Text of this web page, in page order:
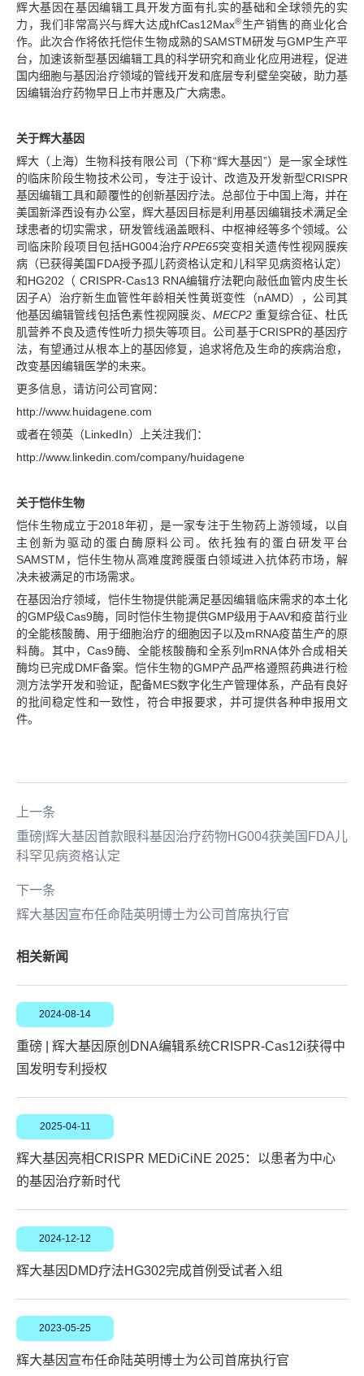
辉大基因在基因编辑工具开发方面有扎实的基础和全球领先的实
力，我们非常高兴与辉大达成hfCas12Max®生产销售的商业化合
作。此次合作将依托恺佧生物成熟的SAMSTM研发与GMP生产平
台，加速该新型基因编辑工具的科学研究和商业化应用进程，促进
国内细胞与基因治疗领域的管线开发和底层专利壁垒突破，助力基
因编辑治疗药物早日上市并惠及广大病患。
关于辉大基因
辉大（上海）生物科技有限公司（下称“辉大基因”）是一家全球性
的临床阶段生物技术公司，专注于设计、改造及开发新型CRISPR
基因编辑工具和颠覆性的创新基因疗法。总部位于中国上海，并在
美国新泽西设有办公室，辉大基因目标是利用基因编辑技术满足全
球患者的切实需求，研发管线涵盖眼科、中枢神经等多个领域。公
司临床阶段项目包括HG004治疗RPE65突变相关遗传性视网膜疾
病（已获得美国FDA授予孤儿药资格认定和儿科罕见病资格认定）
和HG202（ CRISPR-Cas13 RNA编辑疗法靶向敲低血管内皮生长
因子A）治疗新生血管性年龄相关性黄斑变性（nAMD），公司其
他基因编辑管线包括色素性视网膜炎、MECP2 重复综合征、杜氏
肌营养不良及遗传性听力损失等项目。公司基于CRISPR的基因疗
法，有望通过从根本上的基因修复，追求将危及生命的疾病治愈，
改变基因编辑医学的未来。
更多信息，请访问公司官网：
http://www.huidagene.com
或者在领英（LinkedIn）上关注我们：
http://www.linkedin.com/company/huidagene
关于恺佧生物
恺佧生物成立于2018年初，是一家专注于生物药上游领域，以自
主创新为驱动的蛋白酶原料公司。依托独有的蛋白研发平台
SAMSTM，恺佧生物从高难度跨膜蛋白领域进入抗体药市场，解
决未被满足的市场需求。
在基因治疗领域，恺佧生物提供能满足基因编辑临床需求的本土化
的GMP级Cas9酶，同时恺佧生物提供GMP级用于AAV和疫苗行业
的全能核酸酶、用于细胞治疗的细胞因子以及mRNA疫苗生产的原
料酶。其中，Cas9酶、全能核酸酶和全系列mRNA体外合成相关
酶均已完成DMF备案。恺佧生物的GMP产品严格遵照药典进行检
测方法学开发和验证，配备MES数字化生产管理体系，产品有良好
的批间稳定性和一致性，符合申报要求，并可提供各种申报用文
件。
上一条
重磅|辉大基因首款眼科基因治疗药物HG004获美国FDA儿
科罕见病资格认定
下一条
辉大基因宣布任命陆英明博士为公司首席执行官
相关新闻
2024-08-14
重磅 | 辉大基因原创DNA编辑系统CRISPR-Cas12i获得中
国发明专利授权
2025-04-11
辉大基因亮相CRISPR MEDiCiNE 2025：以患者为中心
的基因治疗新时代
2024-12-12
辉大基因DMD疗法HG302完成首例受试者入组
2023-05-25
辉大基因宣布任命陆英明博士为公司首席执行官